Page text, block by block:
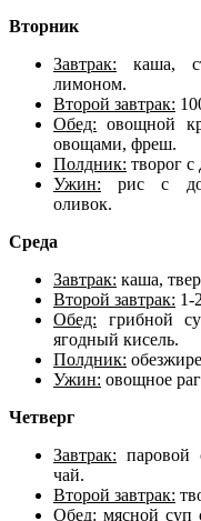
Вторник
Завтрак: каша,
лимоном.
Второй завтрак:
Обед: овощной
овощами, фреш.
Полдник: творог
Ужин: рис с
оливок.
Среда
Завтрак: каша,
Второй завтрак: 1-
Обед: грибной
ягодный кисель.
Полдник:
Ужин: овощное
Четверг
Завтрак: паровой
чай.
Второй завтрак:
Обед: мясной суп